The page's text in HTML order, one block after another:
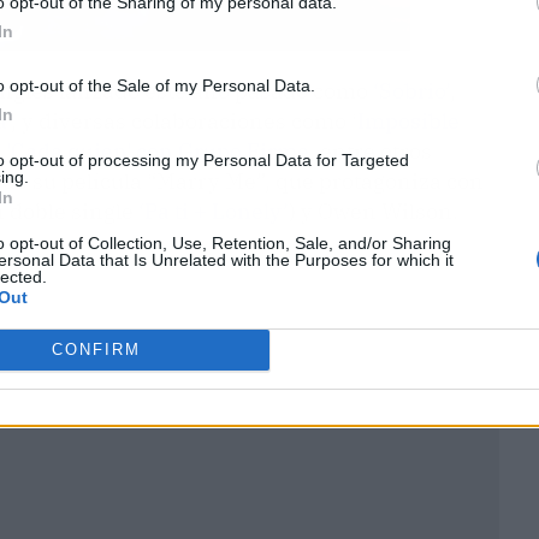
opt-out of the Sale of my Personal Data.
opt-out of processing my Personal Data for Targeted
opt-out of Collection, Use, Retention, Sale, and/or Sharing
Data that Is Unrelated with the Purposes for which it
CONFIRM
lanzado este año pasado como
, y diversas colaboraciones como ‘
'Cada quien' con Grupo Firme , entre otros
su película “Marry Me”, que protagoniza con
single